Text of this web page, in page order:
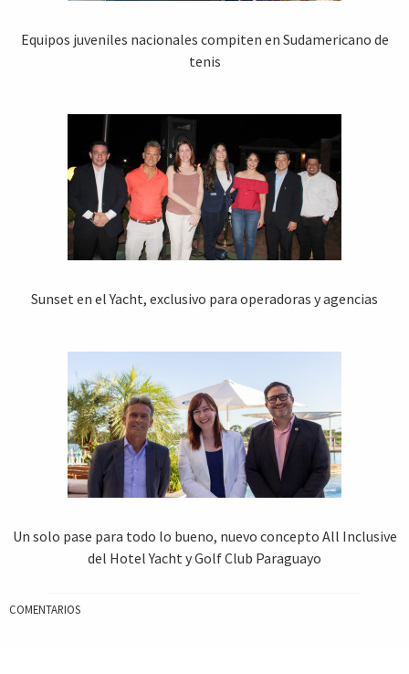
Equipos juveniles nacionales compiten en Sudamericano de
tenis
Sunset en el Yacht, exclusivo para operadoras y agencias
Un solo pase para todo lo bueno, nuevo concepto All Inclusive
del Hotel Yacht y Golf Club Paraguayo
COMENTARIOS